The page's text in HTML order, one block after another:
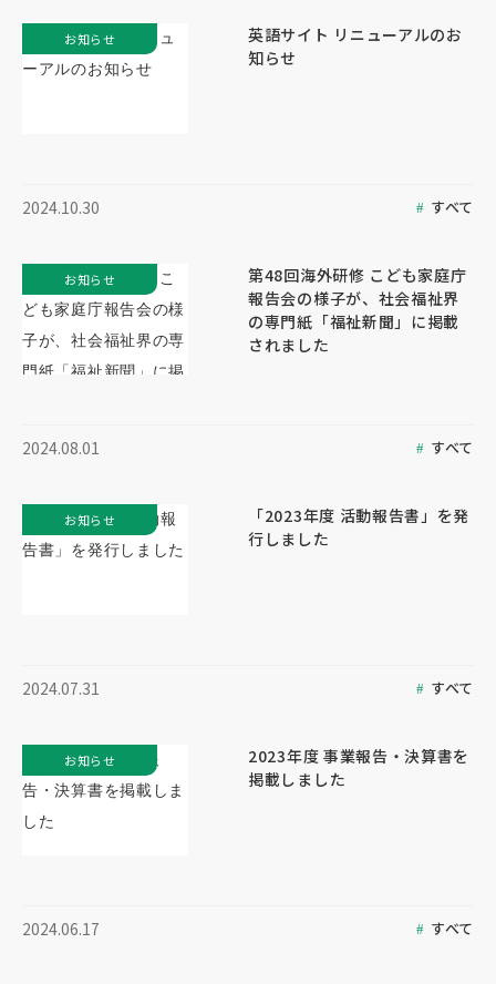
英語サイト リニューアルのお
知らせ
2024.10.30 すべて
お知らせ
第48回海外研修 こども家庭庁
報告会の様子が、社会福祉界
の専門紙「福祉新聞」に掲載
されました
2024.08.01 すべて
お知らせ
「2023年度 活動報告書」を発
行しました
2024.07.31 すべて
お知らせ
2023年度 事業報告・決算書を
掲載しました
2024.06.17 すべて
お知らせ